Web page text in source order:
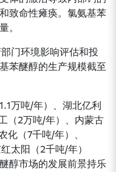
致命性瘫痪。氯氨基苯
。
门环境影响评估和投
苯醚醇的生产规模截至
万吨/年）、湖北亿利
（2万吨/年）、内蒙古
化（7千吨/年）、
太阳（2千吨/年）
醇市场的发展前景持乐